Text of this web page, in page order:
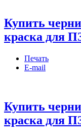
Купить
краска для
Печать
E-mail
Купить
краска для